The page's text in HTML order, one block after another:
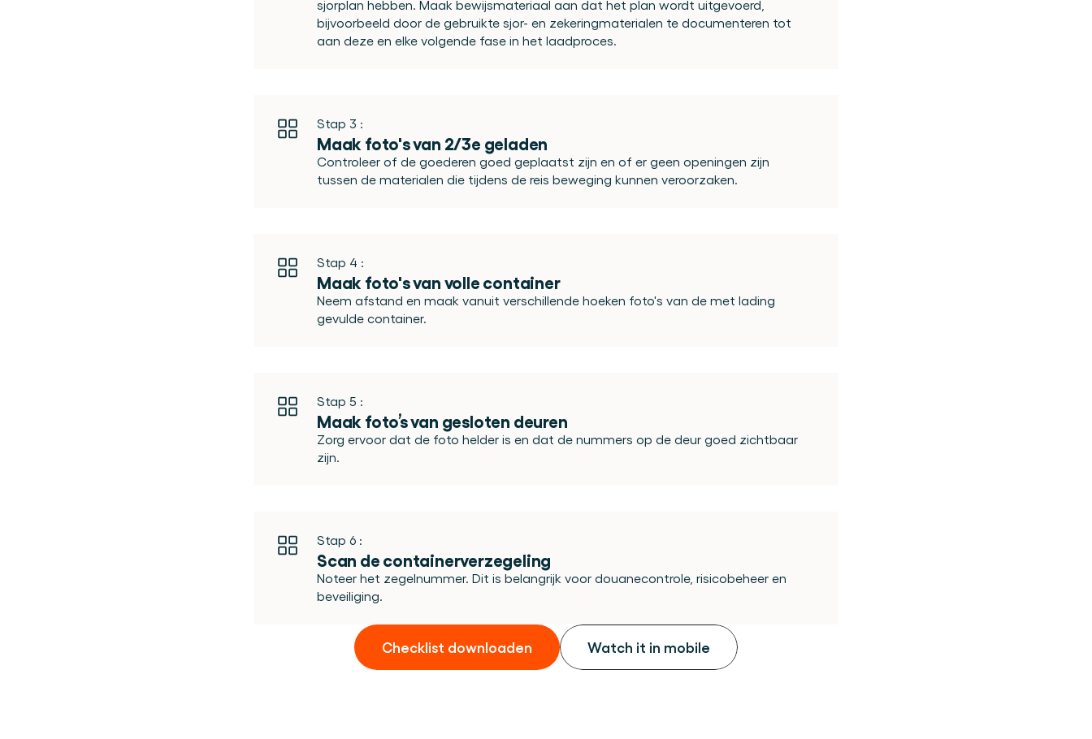
sjorplan hebben. Maak bewijsmateriaal aan dat het plan wordt uitgevoerd,
bijvoorbeeld door de gebruikte sjor- en zekeringmaterialen te documenteren tot
aan deze en elke volgende fase in het laadproces.
Stap 3 :
Maak foto's van 2/3e geladen
Controleer of de goederen goed geplaatst zijn en of er geen openingen zijn
tussen de materialen die tijdens de reis beweging kunnen veroorzaken.
Stap 4 :
Maak foto's van volle container
Neem afstand en maak vanuit verschillende hoeken foto's van de met lading
gevulde container.
Stap 5 :
Maak foto’s van gesloten deuren
Zorg ervoor dat de foto helder is en dat de nummers op de deur goed zichtbaar
zijn.
Stap 6 :
Scan de containerverzegeling
Noteer het zegelnummer. Dit is belangrijk voor douanecontrole, risicobeheer en
beveiliging.
Checklist downloaden Watch it in mobile